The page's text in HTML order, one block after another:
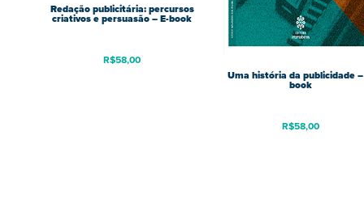
Redação publicitária: percursos
criativos e persuasão – E-book
R$58,00
Uma história da publicidade –
book
R$58,00